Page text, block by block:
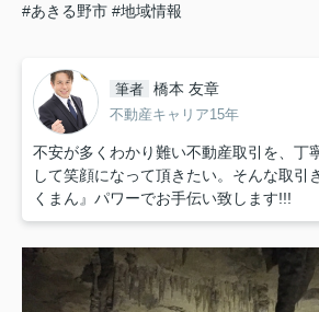
#あきる野市 #地域情報
筆者 橋本 友章
不動産キャリア15年
不安が多くわかり難い不動産取引を、丁
して笑顔になって頂きたい。そんな取引
くまん』パワーでお手伝い致します!!!